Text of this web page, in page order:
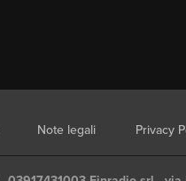
Note legali Privacy